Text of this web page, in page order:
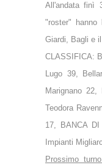
All'andata finì
"roster" hanno
Giardi, Bagli e
CLASSIFICA:
Lugo 39,
Marignano
Teodora
17, BANCA
Impianti
Prossimo